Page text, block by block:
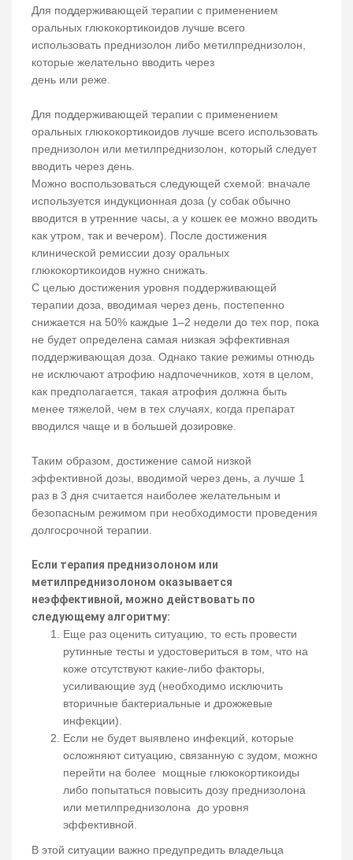
Для поддерживающей терапии с применением
оральных глюкокортикоидов лучше всего
использовать преднизолон либо метилпреднизолон,
которые желательно вводить через
день или реже.
Для поддерживающей терапии с применением
оральных глюкокортикоидов лучше всего использовать
преднизолон или метилпреднизолон, который следует
вводить через день.
Можно воспользоваться следующей схемой: вначале
используется индукционная доза (у собак обычно
вводится в утренние часы, а у кошек ее можно вводить
как утром, так и вечером). После достижения
клинической ремиссии дозу оральных
глюкокортикоидов нужно снижать.
С целью достижения уровня поддерживающей
терапии доза, вводимая через день, постепенно
снижается на 50% каждые 1–2 недели до тех пор, пока
не будет определена самая низкая эффективная
поддерживающая доза. Однако такие режимы отнюдь
не исключают атрофию надпочечников, хотя в целом,
как предполагается, такая атрофия должна быть
менее тяжелой, чем в тех случаях, когда препарат
вводился чаще и в большей дозировке.
Таким образом, достижение самой низкой
эффективной дозы, вводимой через день, а лучше 1
раз в 3 дня считается наиболее желательным и
безопасным режимом при необходимости проведения
долгосрочной терапии.
Если терапия преднизолоном или
метилпреднизолоном оказывается
неэффективной, можно действовать по
следующему алгоритму:
Еще раз оценить ситуацию, то есть провести
рутинные тесты и удостовериться в том, что на
коже отсутствуют какие-либо факторы,
усиливающие зуд (необходимо исключить
вторичные бактериальные и дрожжевые
инфекции).
Если не будет выявлено инфекций, которые
осложняют ситуацию, связанную с зудом, можно
перейти на более мощные глюкокортикоиды
либо попытаться повысить дозу преднизолона
или метилпреднизолона до уровня
эффективной.
В этой ситуации важно предупредить владельца